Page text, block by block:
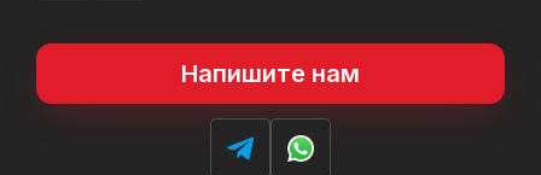
Напишите нам